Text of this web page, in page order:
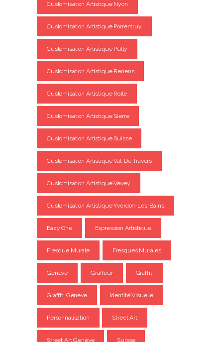
Customisation Artistique Nyon
Customisation Artistique Porrentruy
Customisation Artistique Pully
Customisation Artistique Renens
Customisation Artistique Rolle
Customisation Artistique Sierre
Customisation Artistique Suisse
Customisation Artistique Val-De-Travers
Customisation Artistique Vevey
Customisation Artistique Yverdon-Les-Bains
Eazy One Expression Artistique
Fresque Murale Fresques Murales
Genève Graffeur Graffiti
Graffiti Genève Identité Visuelle
Personnalisation Street Art
Street Art Genève Suisse